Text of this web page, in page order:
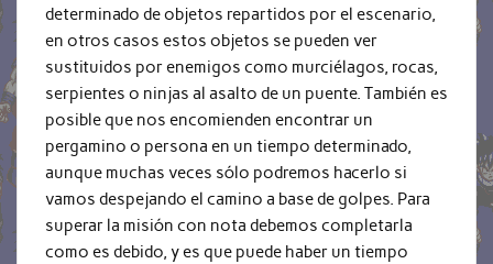
determinado de objetos repartidos por el escenario,
en otros casos estos objetos se pueden ver
sustituidos por enemigos como murciélagos, rocas,
serpientes o ninjas al asalto de un puente. También es
posible que nos encomienden encontrar un
pergamino o persona en un tiempo determinado,
aunque muchas veces sólo podremos hacerlo si
vamos despejando el camino a base de golpes. Para
superar la misión con nota debemos completarla
como es debido, y es que puede haber un tiempo